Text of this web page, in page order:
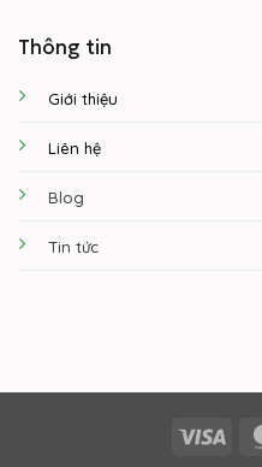
Thông tin
Giới thiệu
Liên hệ
Blog
Tin tức
Visa